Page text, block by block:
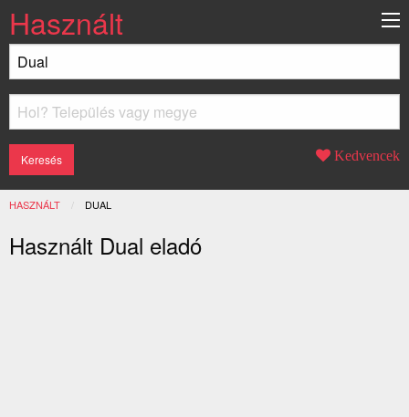
Használt
Kedvencek
HASZNÁLT JELENLEGI:
DUAL
Használt Dual eladó